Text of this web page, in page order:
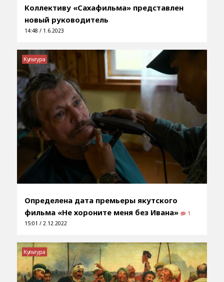
Коллективу «Сахафильма» представлен
новый руководитель
14:48 / 1.6.2023
Определена дата премьеры якутского
фильма «Не хороните меня без Ивана»
1
15:01 / 2.12.2022
Культура
Культура